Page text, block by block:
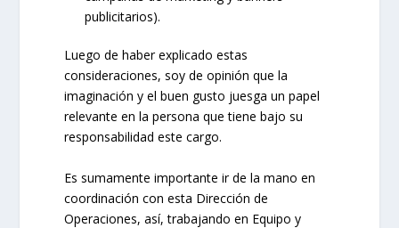
publicitarios).
Luego de haber explicado estas
consideraciones, soy de opinión que la
imaginación y el buen gusto juesga un papel
relevante en la persona que tiene bajo su
responsabilidad este cargo.
Es sumamente importante ir de la mano en
coordinación con esta Dirección de
Operaciones, así, trabajando en Equipo y